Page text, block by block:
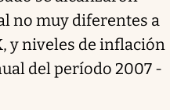
no muy diferentes a
y niveles de inflación
del período 2007 -